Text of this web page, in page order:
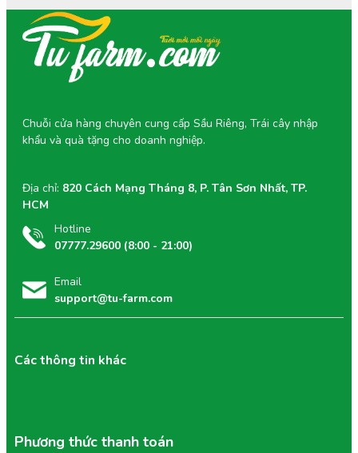
Hotline
07777.29600 (8:00 - 21:00)
Email
support@tu-farm.com
Các thông tin khác
Chuỗi cửa hàng chuyên cung cấp Sầu Riêng, Trái cây nhập
khẩu và quà tặng cho doanh nghiệp.
Địa chỉ: 820 Cách Mạng Tháng 8, P. Tân Sơn Nhất, TP.
HCM
Phương thức thanh toán